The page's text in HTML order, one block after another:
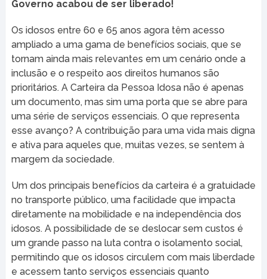
Governo acabou de ser liberado!
Os idosos entre 60 e 65 anos agora têm acesso
ampliado a uma gama de benefícios sociais, que se
tornam ainda mais relevantes em um cenário onde a
inclusão e o respeito aos direitos humanos são
prioritários. A Carteira da Pessoa Idosa não é apenas
um documento, mas sim uma porta que se abre para
uma série de serviços essenciais. O que representa
esse avanço? A contribuição para uma vida mais digna
e ativa para aqueles que, muitas vezes, se sentem à
margem da sociedade.
Um dos principais benefícios da carteira é a gratuidade
no transporte público, uma facilidade que impacta
diretamente na mobilidade e na independência dos
idosos. A possibilidade de se deslocar sem custos é
um grande passo na luta contra o isolamento social,
permitindo que os idosos circulem com mais liberdade
e acessem tanto serviços essenciais quanto